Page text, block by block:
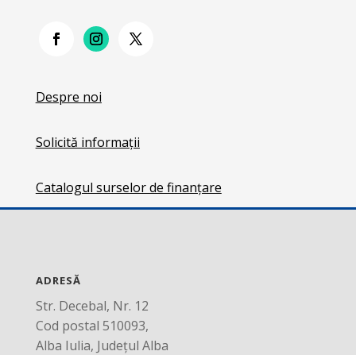
Despre noi
Solicită informații
Catalogul surselor de finanțare
ADRESĂ
Str. Decebal, Nr. 12
Cod postal 510093,
Alba Iulia, Județul Alba